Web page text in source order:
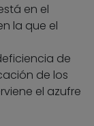
en el
la que el
de
de los
el azufre